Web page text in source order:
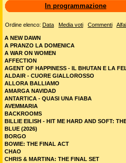
In programmazione
Ordine elenco: Data Media voti Commenti
A NEW DAWN
A PRANZO LA DOMENICA
A WAR ON WOMEN
AFFECTION
AGENT OF HAPPINESS - IL BHUTAN E LA
ALDAIR - CUORE GIALLOROSSO
ALLORA BALLIAMO
AMARGA NAVIDAD
ANTARTICA - QUASI UNA FIABA
AVEMMARIA
BACKROOMS
BILLIE EILISH - HIT ME HARD AND SOFT:
BLUE (2026)
BORGO
BOWIE: THE FINAL ACT
CHAO
CHRIS & MARTINA: THE FINAL SET